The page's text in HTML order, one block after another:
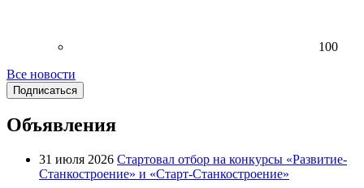
100
Все новости
Подписаться
Объявления
31 июля 2026 Стартовал отбор на конкурсы «Развитие-
Станкостроение» и «Старт-Станкостроение»